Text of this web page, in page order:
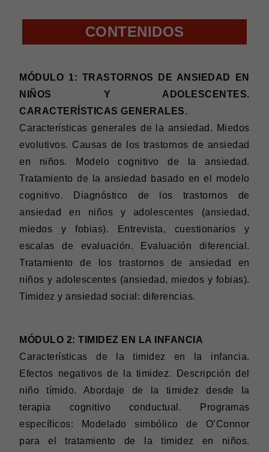
CONTENIDOS
MÓDULO 1: TRASTORNOS DE ANSIEDAD EN
NIÑOS Y ADOLESCENTES.
CARACTERÍSTICAS GENERALES.
Características generales de la ansiedad. Miedos
evolutivos. Causas de los trastornos de ansiedad
en niños. Modelo cognitivo de la ansiedad.
Tratamiento de la ansiedad basado en el modelo
cognitivo. Diagnóstico de los trastornos de
ansiedad en niños y adolescentes (ansiedad,
miedos y fobias). Entrevista, cuestionarios y
escalas de evaluación. Evaluación diferencial.
Tratamiento de los trastornos de ansiedad en
niños y adolescentes (ansiedad, miedos y fobias).
Timidez y ansiedad social: diferencias.
MÓDULO 2: TIMIDEZ EN LA INFANCIA
Características de la timidez en la infancia.
Efectos negativos de la timidez. Descripción del
niño tímido. Abordaje de la timidez desde la
terapia cognitivo conductual. Programas
específicos: Modelado simbólico de O’Connor
para el tratamiento de la timidez en niños.